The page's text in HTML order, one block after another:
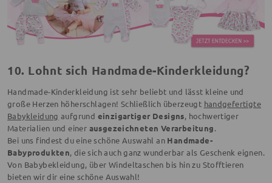
10. Lohnt sich Handmade-Kinderkleidung?
Handmade-Kinderkleidung ist sehr beliebt und lässt kleine und
große Herzen höherschlagen! Schließlich überzeugt handgefertigte
Babykleidung aufgrund einzigartiger Designs, hochwertiger
Materialien und einer ausgezeichneten Verarbeitung.
Bei uns findest du eine schöne Auswahl an Handmade-
Babyprodukten, die sich auch ganz wunderbar als Geschenk eignen.
Von Babybekleidung, über Windeltaschen bis hin zu Stofftieren
bieten wir dir eine schöne Auswahl!